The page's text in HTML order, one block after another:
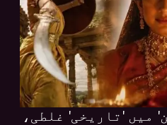
میں 'تاریخی' غلطی،